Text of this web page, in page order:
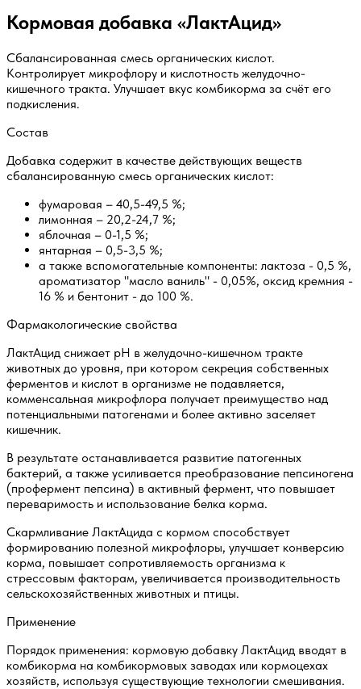
Кормовая добавка «ЛактАцид»
Сбалансированная смесь органических кислот.
Контролирует микрофлору и кислотность желудочно-
кишечного тракта. Улучшает вкус комбикорма за счёт его
подкисления.
Состав
Добавка содержит в качестве действующих веществ
сбалансированную смесь органических кислот:
фумаровая – 40,5-49,5 %;
лимонная – 20,2-24,7 %;
яблочная – 0-1,5 %;
янтарная – 0,5-3,5 %;
а также вспомогательные компоненты: лактоза - 0,5 %,
ароматизатор "масло ваниль" - 0,05%, оксид кремния -
16 % и бентонит - до 100 %.
Фармакологические свойства
ЛактАцид снижает pH в желудочно-кишечном тракте
животных до уровня, при котором секреция собственных
ферментов и кислот в организме не подавляется,
комменсальная микрофлора получает преимущество над
потенциальными патогенами и более активно заселяет
кишечник.
В результате останавливается развитие патогенных
бактерий, а также усиливается преобразование пепсиногена
(профермент пепсина) в активный фермент, что повышает
переваримость и использование белка корма.
Скармливание ЛактАцида с кормом способствует
формированию полезной микрофлоры, улучшает конверсию
корма, повышает сопротивляемость организма к
стрессовым факторам, увеличивается производительность
сельскохозяйственных животных и птицы.
Применение
Порядок применения: кормовую добавку ЛактАцид вводят в
комбикорма на комбикормовых заводах или кормоцехах
хозяйств, используя существующие технологии смешивания.